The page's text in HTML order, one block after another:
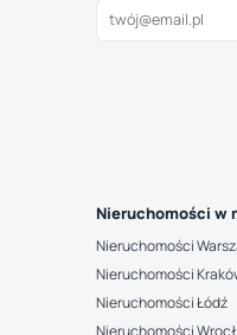
Nieruchomości w
Nieruchomości
Nieruchomości
Nieruchomości Łódź
Nieruchomości